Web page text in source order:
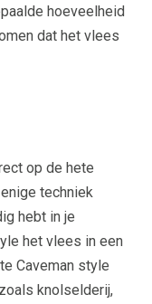
hoeveelheid
dat het vlees
op de hete
techniek
hebt in je
het vlees in een
Caveman style
knolselderij,